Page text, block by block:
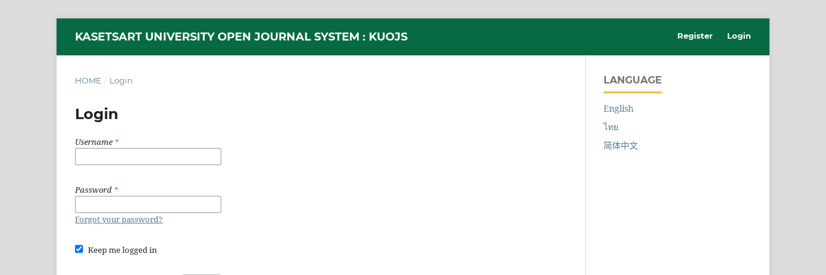
KASETSART UNIVERSITY OPEN JOURNAL SYSTEM : KUOJS Register Login
HOME / Login
Login
Username*
Password *
Forgot your password?
Keep me logged in
LANGUAGE
English
ไทย
简体中文